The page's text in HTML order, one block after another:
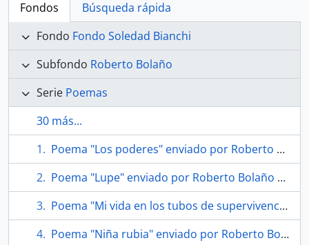
Fondos
Búsqueda rápida
Fondo Fondo Soledad Bianchi
Subfondo Roberto Bolaño
Serie Poemas
30 más...
Poema "Los poderes" enviado por Roberto Bolaño a Soledad Bianchi
Poema "Lupe" enviado por Roberto Bolaño a Soledad Bianchi
Poema "Mi vida en los tubos de supervivencia" enviado por Roberto Bolaño a Soledad Bianchi
Poema "Niña rubia" enviado por Roberto Bolaño a Soledad Bianchi